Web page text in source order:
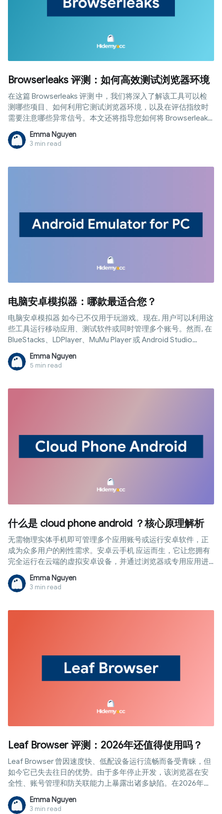
Browserleaks 评测：如何高效测试浏览器环境
在这篇 Browserleaks 评测 中，我们将深入了解该工具可以检
测哪些项目、如何利用它测试浏览器环境，以及在评估指纹时
需要注意哪些异常信号。本文还将指导您如何将 Browserleaks
与防关联浏览器 Hidemyacc 结合使用，以便在正式投入使用前
确保配置文件的环境一致性。
Emma Nguyen
3 min read
电脑安卓模拟器：哪款最适合您？
电脑安卓模拟器 如今已不仅用于玩游戏。现在, 用户可以利用这
些工具运行移动应用、测试软件或同时管理多个账号。然而, 在
BlueStacks、LDPlayer、MuMu Player 或 Android Studio
Emulator 等众多选择中, 哪一款才最适合您的需求和电脑配置
呢？以下文章将带您进行对比、评估并选出最合适的工具。
Emma Nguyen
5 min read
什么是 cloud phone android ？核心原理解析
无需物理实体手机即可管理多个应用账号或运行安卓软件，正
成为众多用户的刚性需求。安卓云手机 应运而生，它让您拥有
完全运行在云端的虚拟安卓设备，并通过浏览器或专用应用进
行远程控制。本文将为您详细解析其工作原理、主流服务分类
以及配置流程，助您快速上手并高效利用。
Emma Nguyen
3 min read
Leaf Browser 评测：2026年还值得使用吗？
Leaf Browser 曾因速度快、低配设备运行流畅而备受青睐，但
如今它已失去往日的优势。由于多年停止开发，该浏览器在安
全性、账号管理和防关联能力上暴露出诸多缺陷。在2026年，
它是否还值得使用，还是到了该寻找替代方案的时候？这篇详
尽的 Leaf Browser 评测 将为您揭晓答案
Emma Nguyen
3 min read